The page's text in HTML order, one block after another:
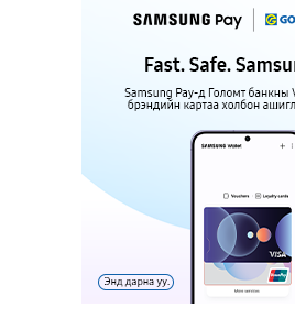
илрүүлэн шалгаж байна
Энэ сарын 9-13-ныг
17 цагийн өмнө
Шатахуун дамлаж байгаа
холбогдох мэдээллийн
ажиллагааг эрчимжүүлж
20 цагийн өмнө 8